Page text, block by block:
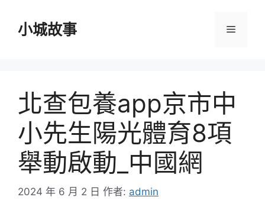
小城故事 選
北查包養app京市中
小先生陽光體育8項
舉動啟動_中國網
2024 年 6 月 2 日 作者: admin